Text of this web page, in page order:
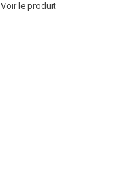
Voir le produit